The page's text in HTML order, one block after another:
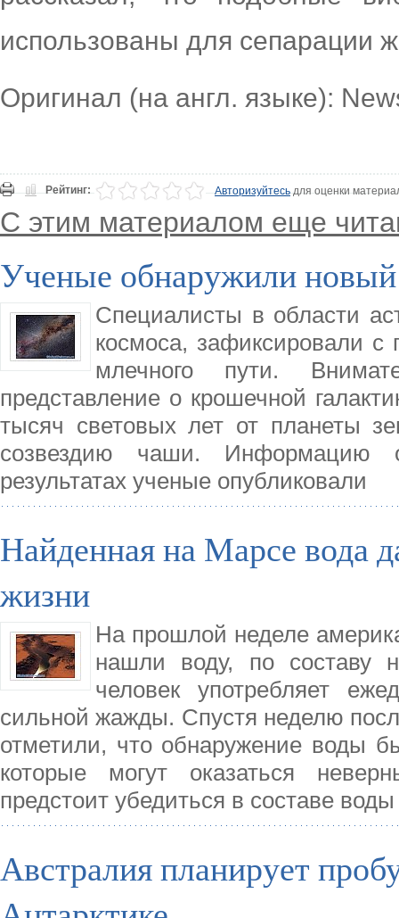
использованы для сепарации
Оригинал (на англ. языке):
Рейтинг: Авторизуйтесьдля оценки
С этим материалом еще
Ученые обнаружили
Специалисты в области
космоса, зафиксировали
млечного пути.
представление о крошечной
тысяч световых лет от планеты
созвездию чаши. Информацию
результатах ученые опубликовали
Найденная на Марсе вода
жизни
На прошлой неделе
нашли воду, по составу
человек употребляет
сильной жажды. Спустя неделю
отметили, что обнаружение воды
которые могут оказаться
предстоит убедиться в составе
Австралия планирует